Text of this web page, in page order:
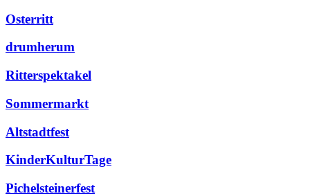
Osterritt
drumherum
Ritterspektakel
Sommermarkt
Altstadtfest
KinderKulturTage
Pichelsteinerfest